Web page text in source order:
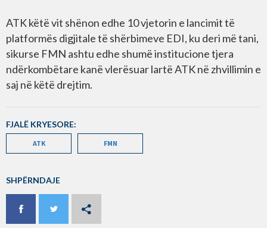
ATK këtë vit shënon edhe 10 vjetorin e lancimit të
platformës digjitale të shërbimeve EDI, ku deri më tani,
sikurse FMN ashtu edhe shumë institucione tjera
ndërkombëtare kanë vlerësuar lartë ATK në zhvillimin e
saj në këtë drejtim.
FJALË KRYESORE:
ATK FMN
SHPËRNDAJE